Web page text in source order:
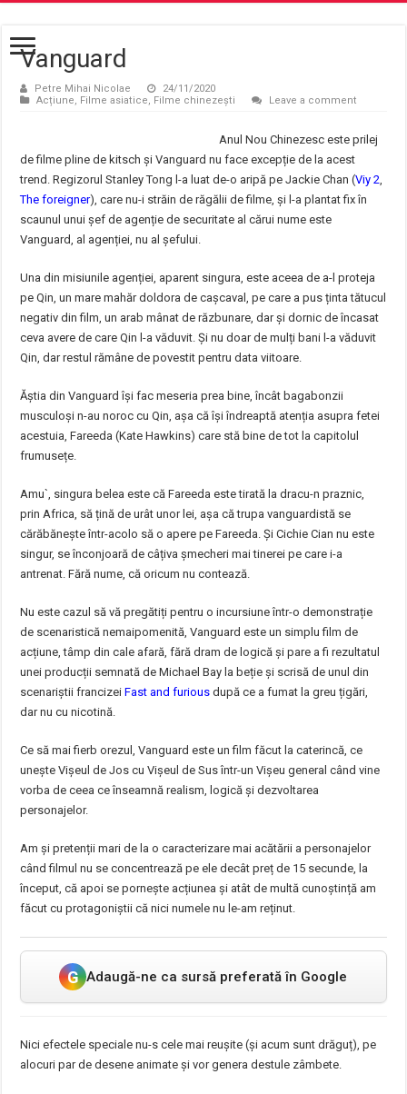
Vanguard
Petre Mihai Nicolae
24/11/2020
Acțiune, Filme asiatice, Filme chinezești Leave a comment
Anul Nou Chinezesc este prilej
de filme pline de kitsch și Vanguard nu face excepție de la acest
trend. Regizorul Stanley Tong l-a luat de-o aripă pe Jackie Chan (Viy 2,
The foreigner), care nu-i străin de răgălii de filme, și l-a plantat fix în
scaunul unui șef de agenție de securitate al cărui nume este
Vanguard, al agenției, nu al șefului.
Una din misiunile agenției, aparent singura, este aceea de a-l proteja
pe Qin, un mare mahăr doldora de cașcaval, pe care a pus ținta tătucul
negativ din film, un arab mânat de răzbunare, dar și dornic de încasat
ceva avere de care Qin l-a văduvit. Și nu doar de mulți bani l-a văduvit
Qin, dar restul rămâne de povestit pentru data viitoare.
Ăștia din Vanguard își fac meseria prea bine, încât bagabonzii
musculoși n-au noroc cu Qin, așa că își îndreaptă atenția asupra fetei
acestuia, Fareeda (Kate Hawkins) care stă bine de tot la capitolul
frumusețe.
Amu`, singura belea este că Fareeda este tirată la dracu-n praznic,
prin Africa, să țină de urât unor lei, așa că trupa vanguardistă se
cărăbănește într-acolo să o apere pe Fareeda. Și Cichie Cian nu este
singur, se înconjoară de câțiva șmecheri mai tinerei pe care i-a
antrenat. Fără nume, că oricum nu contează.
Nu este cazul să vă pregătiți pentru o incursiune într-o demonstrație
de scenaristică nemaipomenită, Vanguard este un simplu film de
acțiune, tâmp din cale afară, fără dram de logică și pare a fi rezultatul
unei producții semnată de Michael Bay la beție și scrisă de unul din
scenariștii francizeiFast and furious după ce a fumat la greu țigări,
dar nu cu nicotină.
Ce să mai fierb orezul, Vanguard este un film făcut la caterincă, ce
unește Vișeul de Jos cu Vișeul de Sus într-un Vișeu general când vine
vorba de ceea ce înseamnă realism, logică și dezvoltarea
personajelor.
Am și pretenții mari de la o caracterizare mai acătării a personajelor
când filmul nu se concentrează pe ele decât preț de 15 secunde, la
început, că apoi se pornește acțiunea și atât de multă cunoștință am
făcut cu protagoniștii că nici numele nu le-am reținut.
G Adaugă-ne ca sursă preferată în Google
Nici efectele speciale nu-s cele mai reușite (și acum sunt drăguț), pe
alocuri par de desene animate și vor genera destule zâmbete.